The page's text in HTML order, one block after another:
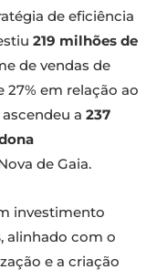
de eficiência
219 milhões de
de vendas de
em relação ao
a 237
de Gaia.
investimento
, alinhado com o
e a criação